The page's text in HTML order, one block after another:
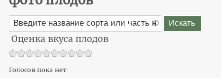
Оценка вкуса плодов
Голосов пока нет